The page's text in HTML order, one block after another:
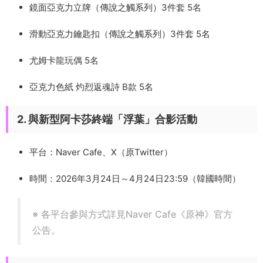
鏡面亞克力立牌（傳說之觸系列）3件套 5名
滑動亞克力鑰匙扣（傳說之觸系列）3件套 5名
尤姆卡龍玩偶 5名
亞克力色紙 灼烈返魂詩 B款 5名
2. 與新型阿卡莎終端「浮葉」合影活動
平台：Naver Cafe、X（原Twitter）
時間：2026年3月24日～4月24日23:59（韓國時間）
※ 各平台參與方式詳見Naver Cafe《原神》官方
公告。